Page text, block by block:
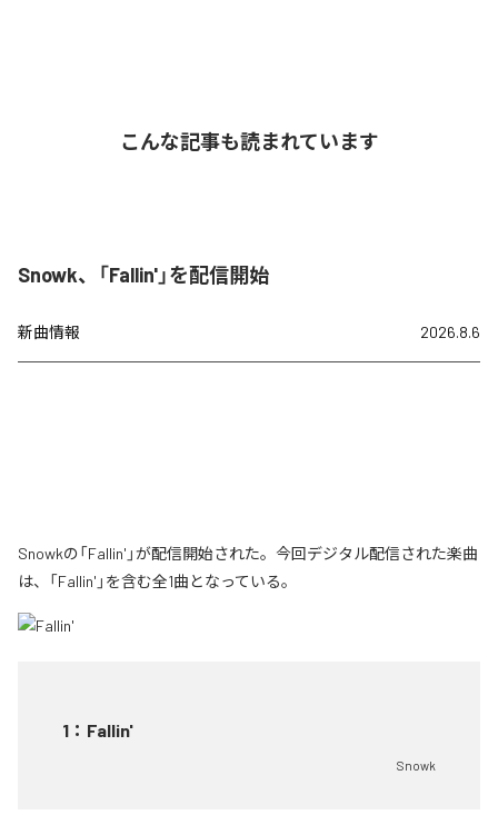
こんな記事も読まれています
Snowk、「Fallin'」を配信開始
新曲情報 2026.8.6
Snowkの「Fallin'」が配信開始された。今回デジタル配信された楽曲
は、「Fallin'」を含む全1曲となっている。
1 ： Fallin'
Snowk